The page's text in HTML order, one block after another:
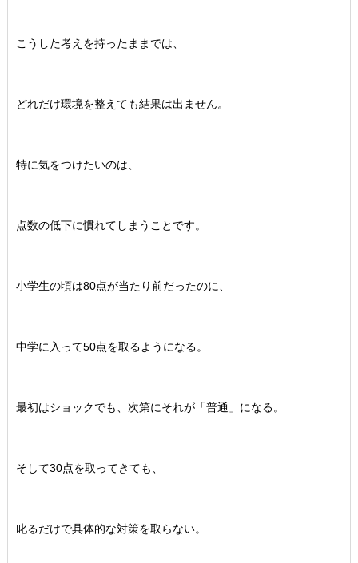
こうした考えを持ったままでは、
どれだけ環境を整えても結果は出ません。
特に気をつけたいのは、
点数の低下に慣れてしまうことです。
小学生の頃は80点が当たり前だったのに、
中学に入って50点を取るようになる。
最初はショックでも、次第にそれが「普通」になる。
そして30点を取ってきても、
叱るだけで具体的な対策を取らない。